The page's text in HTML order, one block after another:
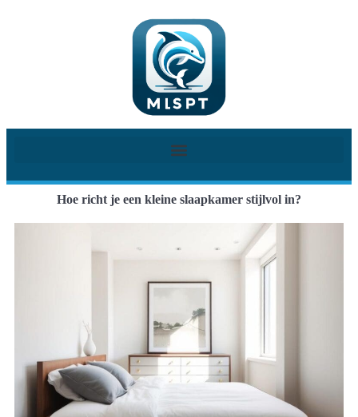
Hoe richt je een kleine slaapkamer stijlvol in?